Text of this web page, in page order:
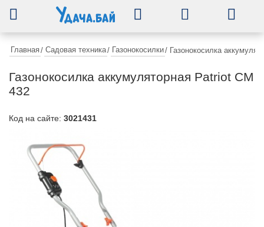
Главная/ Садовая техника/ Газонокосилки/ Газонокосилка
Газонокосилка аккумуляторная Patriot CM
432
Код на сайте: 3021431